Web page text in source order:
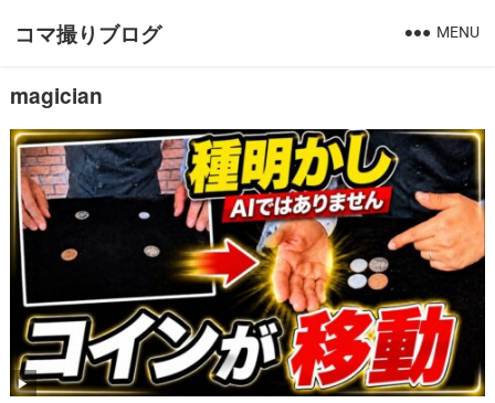
コマ撮りブログ MENU
magician